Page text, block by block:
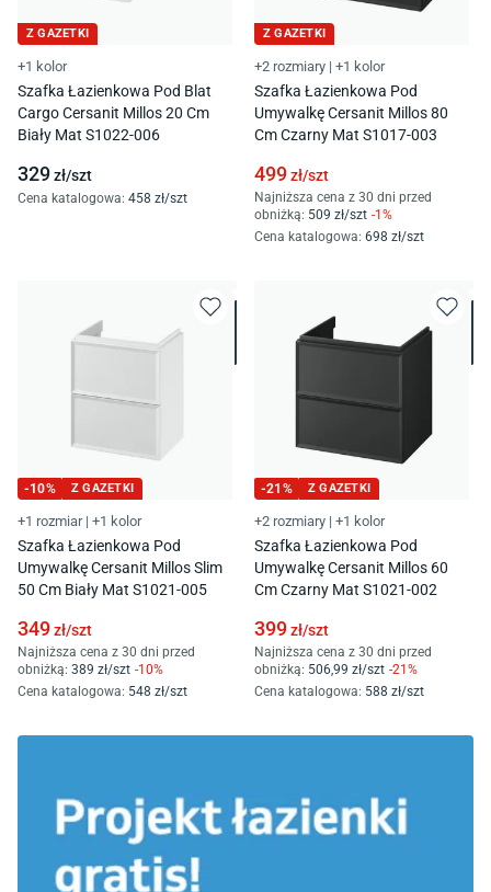
Z GAZETKI
+1 kolor
Szafka Łazienkowa Pod Blat
Cargo Cersanit Millos 20 Cm
Biały Mat S1022-006
329zł/szt
Cena katalogowa: 458 zł/szt
Z GAZETKI
+2 rozmiary | +1 kolor
Szafka Łazienkowa Pod
Umywalkę Cersanit Millos 80
Cm Czarny Mat S1017-003
499zł/szt
Najniższa cena z 30 dni przed
obniżką: 509 zł/szt -1 %
Cena katalogowa: 698 zł/szt
-10% Z GAZETKI
+1 rozmiar | +1 kolor
Szafka Łazienkowa Pod
Umywalkę Cersanit Millos Slim
50 Cm Biały Mat S1021-005
349zł/szt
Najniższa cena z 30 dni przed
obniżką: 389 zł/szt -10%
Cena katalogowa: 548 zł/szt
-21 % Z GAZETKI
+2 rozmiary | +1 kolor
Szafka Łazienkowa Pod
Umywalkę Cersanit Millos 60
Cm Czarny Mat S1021-002
399zł/szt
Najniższa cena z 30 dni przed
obniżką: 506,99 zł/szt -21 %
Cena katalogowa: 588 zł/szt